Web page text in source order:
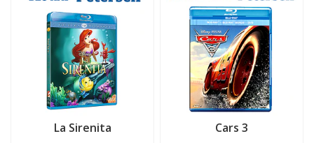
La Sirenita Cars 3